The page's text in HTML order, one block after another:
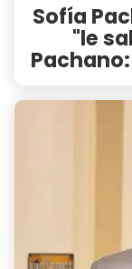
Sofía
"le